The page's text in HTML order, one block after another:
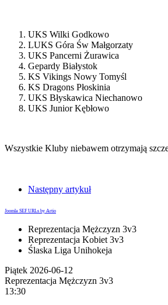
UKS Wilki Godkowo
LUKS Góra Św Małgorzaty
UKS Pancerni Żurawica
Gepardy Białystok
KS Vikings Nowy Tomyśl
KS Dragons Płoskinia
UKS Błyskawica Niechanowo
UKS Junior Kębłowo
Wszystkie Kluby niebawem otrzymają
Następny artykuł
Joomla SEF URLs by Artio
Reprezentacja Mężczyzn 3v3
Reprezentacja Kobiet 3v3
Ślaska Liga Unihokeja
Piątek 2026-06-12
Reprezentacja Mężczyzn 3v3
13:30